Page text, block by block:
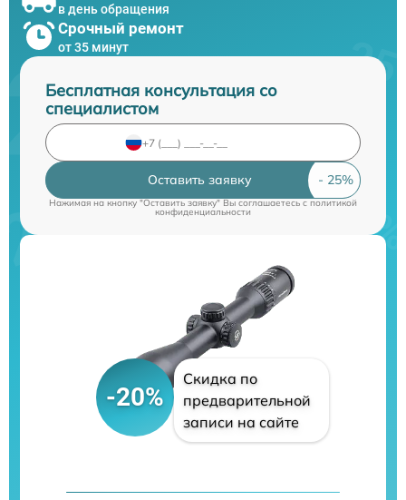
в день обращения
Срочный ремонт
от 35 минут
Бесплатная консультация со
специалистом
Оставить заявку
Нажимая на кнопку "Оставить заявку" Вы соглашаетесь cполитикой
конфиденциальности
-20%
Скидка по
предварительной
записи на сайте